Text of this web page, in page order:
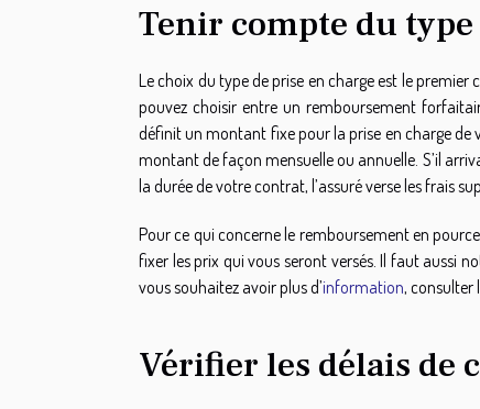
Tenir compte du
Le choix du type de prise en charge est le
pouvez choisir entre un remboursement
définit un montant fixe pour la prise en charge de
montant de façon mensuelle ou annuelle. S’il
la durée de votre contrat, l’assuré verse les frais
Pour ce qui concerne le remboursement en
fixer les prix qui vous seront versés. Il faut aussi
vous souhaitez avoir plus d’information, consulter
Vérifier les délais de